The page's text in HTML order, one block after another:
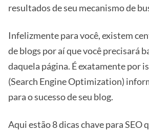
resultados de seu mecanismo de
Infelizmente para você, existem
de blogs por aí que você precisará
daquela página. É exatamente por
(Search Engine Optimization)
para o sucesso de seu blog.
Aqui estão 8 dicas chave para SEO